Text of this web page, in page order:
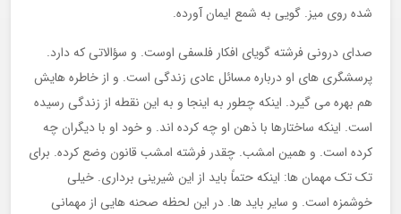
شده روی میز. گویی به شمع ایمان آورده.
صدای درونی فرشته گویای افکار فلسفی اوست. و سؤالاتی که دارد.
پرسشگری های او درباره مسائل عادی زندگی است. و از خاطره هایش
هم بهره می گیرد. اینکه چطور به اینجا و به این نقطه از زندگی رسیده
است. اینکه ساختارها با ذهن او چه کرده اند. و خود او با دیگران چه
کرده است. و همین امشب. چقدر فرشته امشب قانون وضع کرده. برای
تک تک مهمان ها: اینکه حتماً باید از این شیرینی برداری. خیلی
خوشمزه است. و سایر باید ها. در این لحظه صحنه هایی از مهمانی